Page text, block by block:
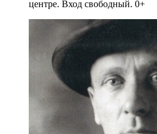
центре. Вход свободный. 0+